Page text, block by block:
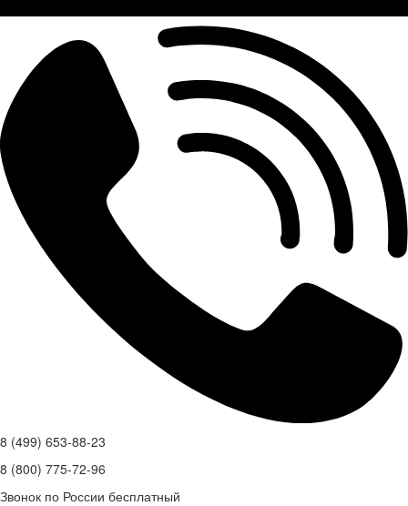
8 (499) 653-88-23
8 (800) 775-72-96
Звонок по России бесплатный